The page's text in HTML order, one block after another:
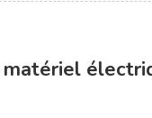
matériel